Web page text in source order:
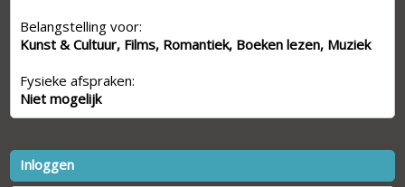
Belangstelling voor:
Kunst & Cultuur, Films, Romantiek, Boeken lezen, Muziek
Fysieke afspraken:
Niet mogelijk
Inloggen